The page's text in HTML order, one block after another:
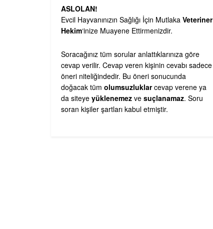
ASLOLAN!
Evcil Hayvanınızın Sağlığı İçin Mutlaka Veteriner
Hekim‘inize Muayene Ettirmenizdir.
Soracağınız tüm sorular anlattıklarınıza göre
cevap verilir. Cevap veren kişinin cevabı sadece
öneri niteliğindedir. Bu öneri sonucunda
doğacak tüm olumsuzluklarcevap verene ya
da siteye yüklenemez ve suçlanamaz. Soru
soran kişiler şartları kabul etmiştir.